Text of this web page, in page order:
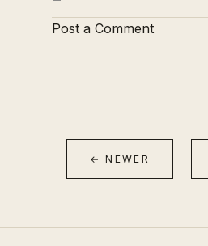
Post a Comment
← NEWER